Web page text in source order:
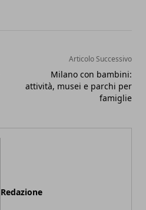
Articolo Successivo
Milano con bambini:
attività, musei e parchi per
famiglie
Redazione